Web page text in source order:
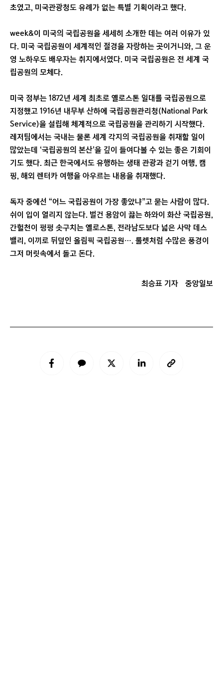
초였고, 미국관광청도 유례가 없는 특별 기획이라고 했다.
week&이 미국의 국립공원을 세세히 소개한 데는 여러 이유가 있
다. 미국 국립공원이 세계적인 절경을 자랑하는 곳이거니와, 그 운
영 노하우도 배우자는 취지에서였다. 미국 국립공원은 전 세계 국
립공원의 모체다.
미국 정부는 1872년 세계 최초로 옐로스톤 일대를 국립공원으로
지정했고 1916년 내무부 산하에 국립공원관리청(National Park
Service)을 설립해 체계적으로 국립공원을 관리하기 시작했다.
레저팀에서는 국내는 물론 세계 각지의 국립공원을 취재할 일이
많았는데 ‘국립공원의 본산’을 깊이 들여다볼 수 있는 좋은 기회이
기도 했다. 최근 한국에서도 유행하는 생태 관광과 걷기 여행, 캠
핑, 해외 렌터카 여행을 아우르는 내용을 취재했다.
독자 중에선 “어느 국립공원이 가장 좋았냐”고 묻는 사람이 많다.
쉬이 입이 열리지 않는다. 벌건 용암이 끓는 하와이 화산 국립공원,
간헐천이 펑펑 솟구치는 옐로스톤, 전라남도보다 넓은 사막 데스
밸리, 이끼로 뒤덮인 올림픽 국립공원…. 룰렛처럼 수많은 풍경이
그저 머릿속에서 돌고 돈다.
최승표 기자 중앙일보